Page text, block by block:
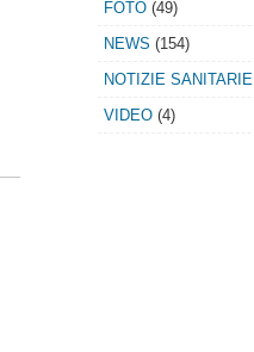
FOTO (49)
NEWS (154)
NOTIZIE SANITARIE
VIDEO (4)